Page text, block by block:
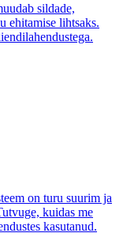
sildade,
ehitamise lihtsaks.
on turu suurim ja
kuidas me
kasutanud.